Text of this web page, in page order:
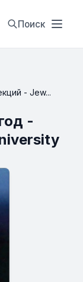
Поиск
- Jew...
-